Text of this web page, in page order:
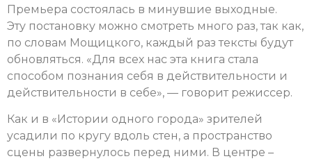
Премьера состоялась в минувшие выходные.
Эту постановку можно смотреть много раз, так как,
по словам Мощицкого, каждый раз тексты будут
обновляться. «Для всех нас эта книга стала
способом познания себя в действительности и
действительности в себе», — говорит режиссер.
Как и в «Истории одного города» зрителей
усадили по кругу вдоль стен, а пространство
сцены развернулось перед ними. В центре –